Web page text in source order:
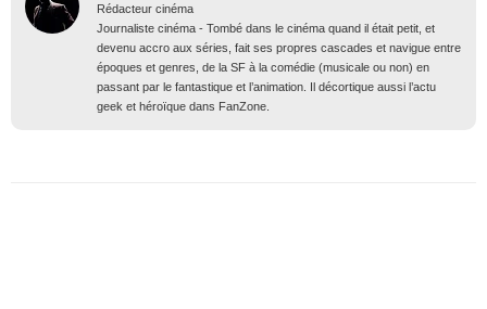
Rédacteur cinéma
Journaliste cinéma - Tombé dans le cinéma quand il était petit, et
devenu accro aux séries, fait ses propres cascades et navigue entre
époques et genres, de la SF à la comédie (musicale ou non) en
passant par le fantastique et l’animation. Il décortique aussi l’actu
geek et héroïque dans FanZone.